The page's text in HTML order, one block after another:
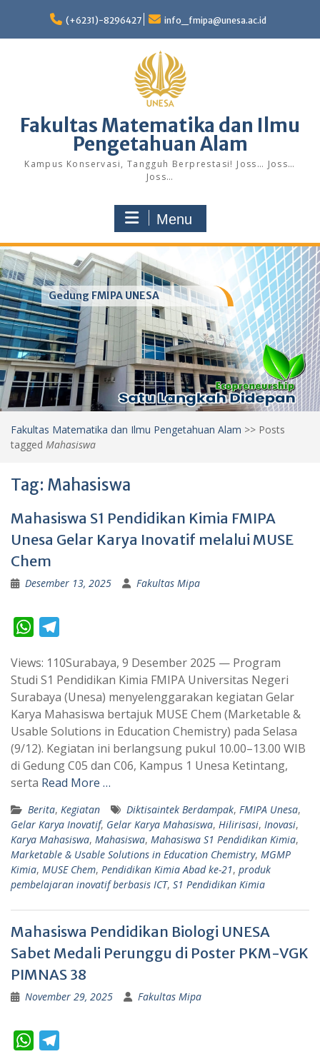
content
(+6231)-8296427 info_fmipa@unesa.ac.id
Fakultas Matematika dan Ilmu
Pengetahuan Alam
Kampus Konservasi, Tangguh Berprestasi! Joss… Joss…
Joss…
Menu
Gedung FMIPA UNESA
Fakultas Matematika dan Ilmu Pengetahuan Alam >> Posts
tagged Mahasiswa
Tag: Mahasiswa
Mahasiswa S1 Pendidikan Kimia FMIPA
Unesa Gelar Karya Inovatif melalui MUSE
Chem
Desember 13, 2025 Fakultas Mipa
W
a
t
s
A
p
p
l
e
g
r
a
m
Views: 110Surabaya, 9 Desember 2025 — Program
Studi S1 Pendidikan Kimia FMIPA Universitas Negeri
Surabaya (Unesa) menyelenggarakan kegiatan Gelar
Karya Mahasiswa bertajuk MUSE Chem (Marketable &
Usable Solutions in Education Chemistry) pada Selasa
(9/12). Kegiatan ini berlangsung pukul 10.00–13.00 WIB
di Gedung C05 dan C06, Kampus 1 Unesa Ketintang,
serta Read More …
Berita, Kegiatan Diktisaintek Berdampak, FMIPA Unesa,
Gelar Karya Inovatif, Gelar Karya Mahasiswa, Hilirisasi, Inovasi,
Karya Mahasiswa, Mahasiswa, Mahasiswa S1 Pendidikan Kimia,
Marketable & Usable Solutions in Education Chemistry, MGMP
Kimia, MUSE Chem, Pendidikan Kimia Abad ke-21, produk
pembelajaran inovatif berbasis ICT, S1 Pendidikan Kimia
Mahasiswa Pendidikan Biologi UNESA
Sabet Medali Perunggu di Poster PKM-VGK
PIMNAS 38
November 29, 2025 Fakultas Mipa
W